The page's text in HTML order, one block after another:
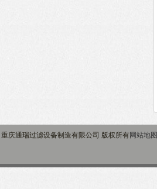
重庆通瑞过滤设备制造有限公司 版权所有网站地图